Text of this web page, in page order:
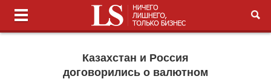
Казахстан и Россия
договорились о валютном